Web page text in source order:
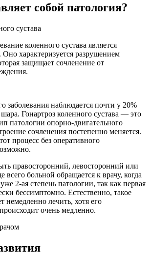
собой патология?
коленного сустава является
характеризуется разрушением
защищает сочленение от
заболевания наблюдается почти у 20%
Гонартроз коленного сустава — это
патологии опорно-двигательного
сочленения постепенно меняется.
процесс без оперативного
правосторонний, левосторонний или
всего больной обращается к врачу, когда
2-ая степень патологии, так как первая
бессимптомно. Естественно, такое
немедленно лечить, хотя его
очень медленно.